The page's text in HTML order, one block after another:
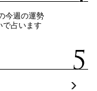
今週の運勢
で占います